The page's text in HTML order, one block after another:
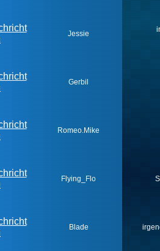
Jessie
Gerbil
Romeo.Mike
Flying_Flo
Blade